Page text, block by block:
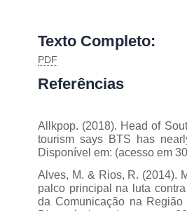
Texto Completo:
PDF
Referências
Allkpop. (2018). Head of
tourism says BTS has
Disponível em: (acesso em
Alves, M. & Rios, R. (2014).
palco principal na luta
da Comunicação na